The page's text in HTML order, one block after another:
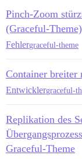
Pinch-Zoom
(Graceful-Theme)
Fehlergraceful-theme
Container breiter
Entwicklergraceful-
Replikation des
Graceful-Theme